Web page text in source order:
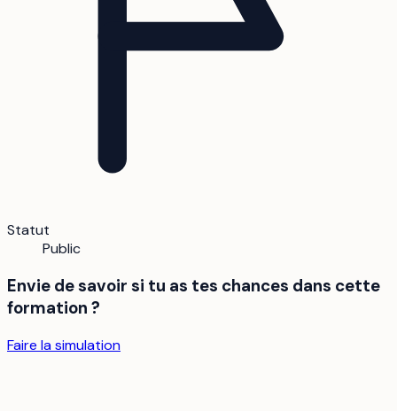
Statut
Public
Envie de savoir si tu as tes chances dans cette
formation ?
Faire la simulation